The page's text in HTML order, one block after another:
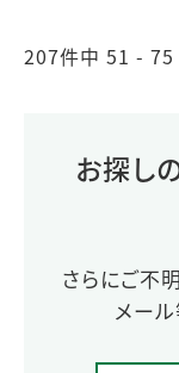
207件中 51 - 75
お探し
さらにご不
メー